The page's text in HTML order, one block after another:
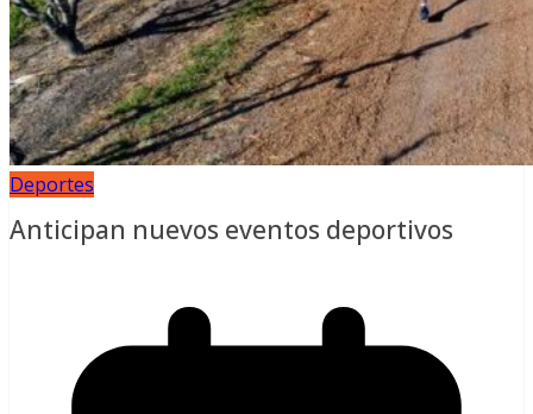
Deportes
Anticipan nuevos eventos deportivos